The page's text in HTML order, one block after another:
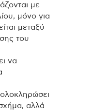
με
μόνο για
μεταξύ
του
να
αλλά